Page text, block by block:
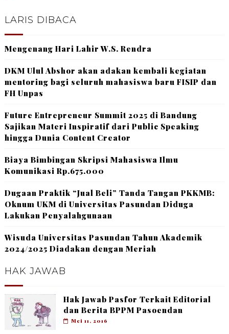
LARIS DIBACA
Mengenang Hari Lahir W.S. Rendra
DKM Ulul Abshor akan adakan kembali kegiatan
mentoring bagi seluruh mahasiswa baru FISIP dan
FH Unpas
Future Entrepreneur Summit 2025 di Bandung
Sajikan Materi Inspiratif dari Public Speaking
hingga Dunia Content Creator
Biaya Bimbingan Skripsi Mahasiswa Ilmu
Komunikasi Rp.675.000
Dugaan Praktik “Jual Beli” Tanda Tangan PKKMB:
Oknum UKM di Universitas Pasundan Diduga
Lakukan Penyalahgunaan
Wisuda Universitas Pasundan Tahun Akademik
2024/2025 Diadakan dengan Meriah
HAK JAWAB
Hak Jawab Pasfor Terkait Editorial
dan Berita BPPM Pasoendan
Mei 11, 2016